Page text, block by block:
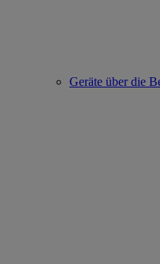
Geräte über die